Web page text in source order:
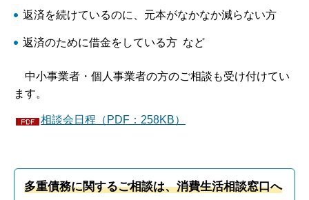
返済を続けているのに、元本がなかなか減らない方
返済のために借金をしている方 など
中小事業者・個人事業者の方のご相談も受け付けてい
ます。
相談会日程（PDF：258KB）
多重債務に関するご相談は、消費生活相談窓口へ